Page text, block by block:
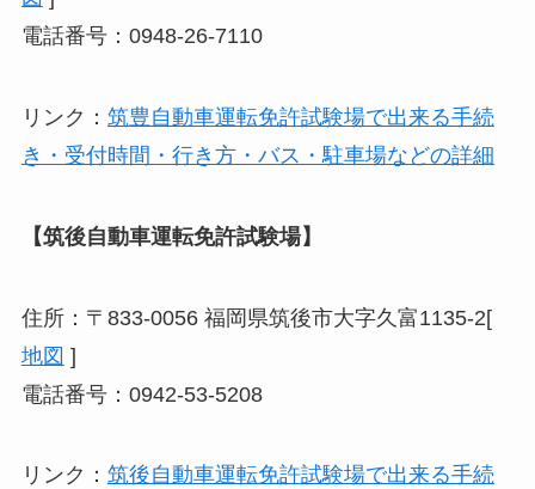
電話番号：0948-26-7110
リンク： 筑豊自動車運転免許試験場で出来る手続
き・受付時間・行き方・バス・駐車場などの詳細
【筑後自動車運転免許試験場】
住所：〒833-0056 福岡県筑後市大字久富1135-2[
地図 ]
電話番号：0942-53-5208
リンク： 筑後自動車運転免許試験場で出来る手続